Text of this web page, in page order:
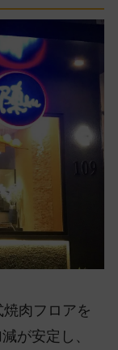
肉フロアを
が安定し、